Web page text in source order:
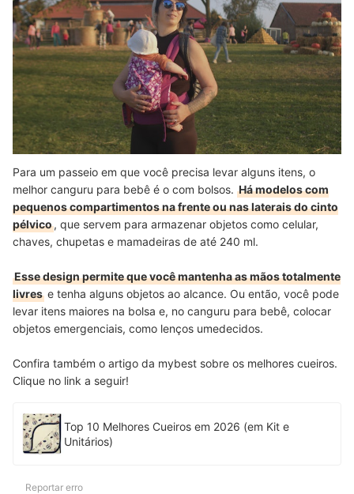
Para um passeio em que você precisa levar alguns itens, o
melhor canguru para bebê é o com bolsos. Há modelos com
pequenos compartimentos na frente ou nas laterais do cinto
pélvico, que servem para armazenar objetos como celular,
chaves, chupetas e mamadeiras de até 240 ml.
Esse design permite que você mantenha as mãos totalmente
livres e tenha alguns objetos ao alcance. Ou então, você pode
levar itens maiores na bolsa e, no canguru para bebê, colocar
objetos emergenciais, como lenços umedecidos.
Confira também o artigo da mybest sobre os melhores cueiros.
Clique no link a seguir!
Top 10 Melhores Cueiros em 2026 (em Kit e
Unitários)
Reportar erro